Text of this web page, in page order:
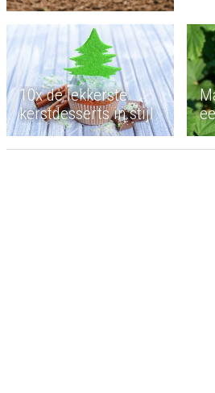
10x de lekkerste
kerstdesserts in stijl